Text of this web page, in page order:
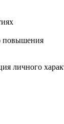
повышения